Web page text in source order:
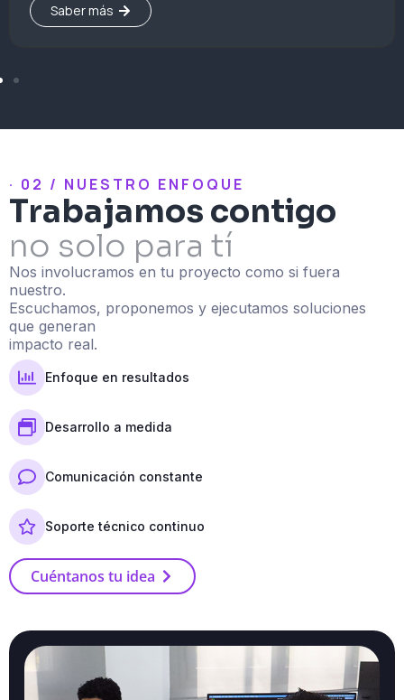
Saber más
· 02 / NUESTRO ENFOQUE
Trabajamos contigo
no solo para tí
Nos involucramos en tu proyecto como si fuera
nuestro.
Escuchamos, proponemos y ejecutamos soluciones
que generan
impacto real.
Enfoque en resultados
Desarrollo a medida
Comunicación constante
Soporte técnico continuo
Cuéntanos tu idea